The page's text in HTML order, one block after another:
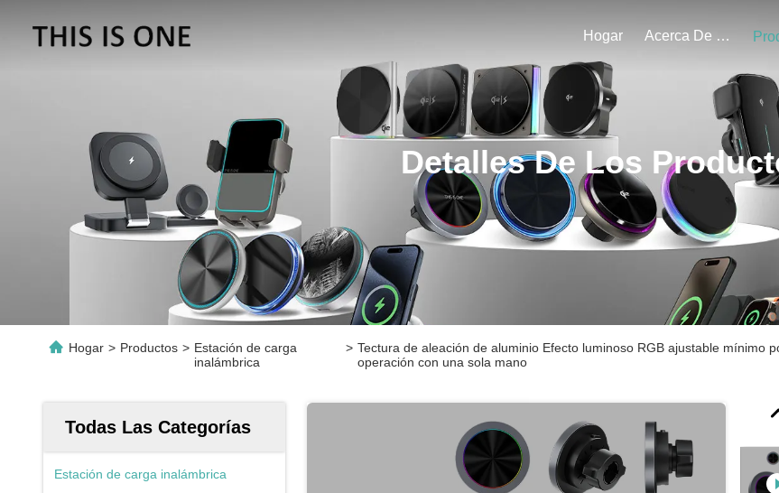
Hogar Acerca De Nosotros
Detalles De Los
Hogar > Productos > Estación de carga
inalámbrica
> Tectura de aleación de aluminio Efecto luminoso RGB ajustable mínimo
operación con una sola mano
Todas Las Categorías
Estación de carga inalámbrica